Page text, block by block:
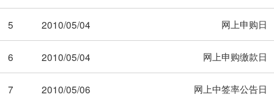
5 2010/05/04 网上申购日
6 2010/05/04 网上申购缴款日
7 2010/05/06 网上中签率公告日